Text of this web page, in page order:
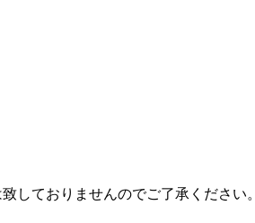
しておりませんのでご了承ください。